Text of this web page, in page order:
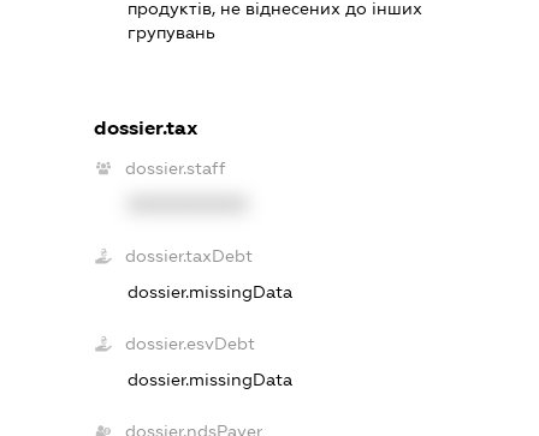
продуктів, не віднесених до інших
групувань
dossier.tax
dossier.staff
dossier.taxDebt
dossier.missingData
dossier.esvDebt
dossier.missingData
dossier.ndsPayer